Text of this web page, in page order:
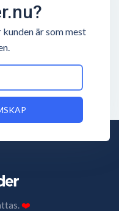
är som mest
❤️